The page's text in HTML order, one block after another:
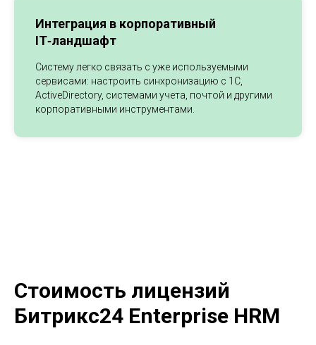
Интеграция в корпоративный
IT‑ландшафт
Систему легко связать с уже используемыми
сервисами: настроить синхронизацию с 1C,
ActiveDirectory, системами учета, почтой и другими
корпоративными инструментами.
Стоимость лицензий
Битрикс24 Enterprise HRM